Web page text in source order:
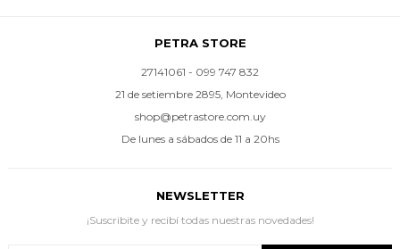
PETRA STORE
27141061 - 099 747 832
21 de setiembre 2895, Montevideo
shop@petrastore.com.uy
De lunes a sábados de 11 a 20hs
NEWSLETTER
¡Suscribite y recibí todas nuestras novedades!